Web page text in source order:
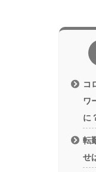
コ
ワ
に
転
せ